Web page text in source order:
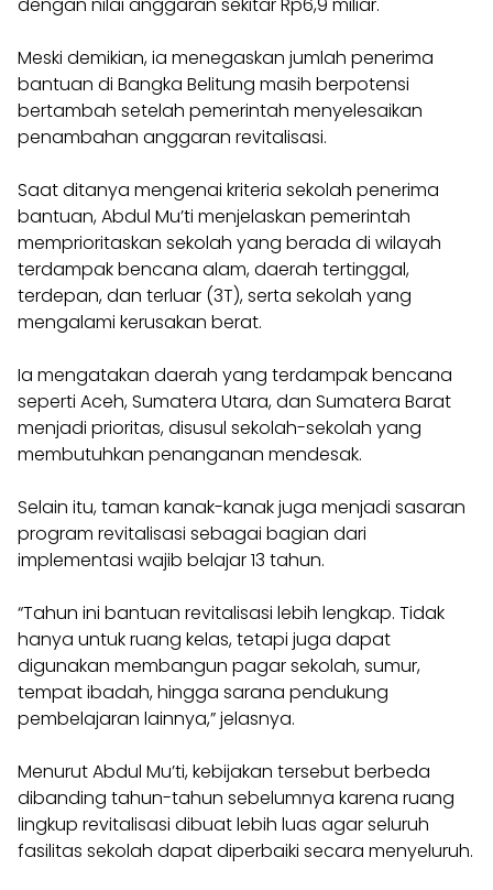
Meski demikian, ia menegaskan jumlah penerima
bantuan di Bangka Belitung masih berpotensi
bertambah setelah pemerintah menyelesaikan
penambahan anggaran revitalisasi.
Saat ditanya mengenai kriteria sekolah penerima
bantuan, Abdul Mu’ti menjelaskan pemerintah
memprioritaskan sekolah yang berada di wilayah
terdampak bencana alam, daerah tertinggal,
terdepan, dan terluar (3T), serta sekolah yang
mengalami kerusakan berat.
Ia mengatakan daerah yang terdampak bencana
seperti Aceh, Sumatera Utara, dan Sumatera Barat
menjadi prioritas, disusul sekolah-sekolah yang
membutuhkan penanganan mendesak.
Selain itu, taman kanak-kanak juga menjadi sasaran
program revitalisasi sebagai bagian dari
implementasi wajib belajar 13 tahun.
“Tahun ini bantuan revitalisasi lebih lengkap. Tidak
hanya untuk ruang kelas, tetapi juga dapat
digunakan membangun pagar sekolah, sumur,
tempat ibadah, hingga sarana pendukung
pembelajaran lainnya,” jelasnya.
Menurut Abdul Mu’ti, kebijakan tersebut berbeda
dibanding tahun-tahun sebelumnya karena ruang
lingkup revitalisasi dibuat lebih luas agar seluruh
fasilitas sekolah dapat diperbaiki secara menyeluruh.